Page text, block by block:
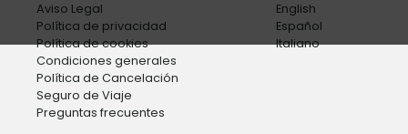
Aviso Legal
Política de privacidad
Política de cookies
Condiciones generales
Política de Cancelación
Seguro de Viaje
Preguntas frecuentes
English
Español
Italiano